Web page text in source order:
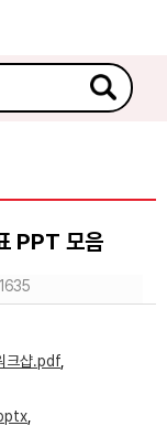
PPT 모음
1635
크샵.pdf
5
5